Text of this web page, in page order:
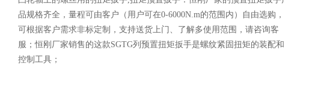
品规格齐全，量程可由客户（用户可在0-6000N.m的范围内）自由选购，
可根据客户需求非标定制，支持送货上门、了解多使用范围，请咨询客
服；恒刚厂家销售的这款SGTG列预置扭矩扳手是螺纹紧固扭矩的装配和
控制工具；